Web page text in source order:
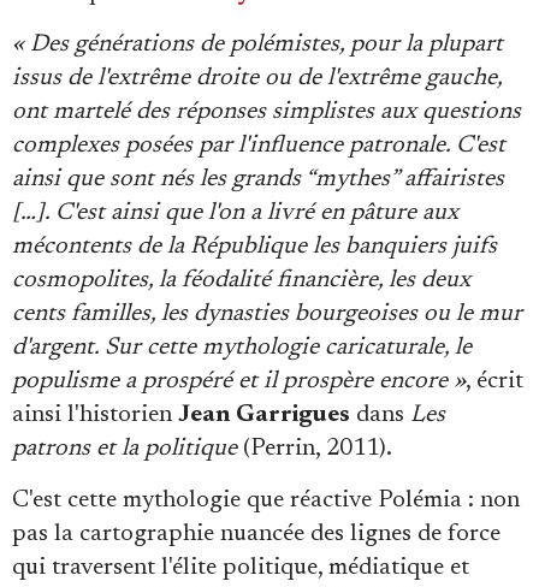
« Des générations de polémistes, pour la plupart
issus de l'extrême droite ou de l'extrême gauche,
ont martelé des réponses simplistes aux questions
complexes posées par l'influence patronale. C'est
ainsi que sont nés les grands “mythes” affairistes
[…]. C'est ainsi que l'on a livré en pâture aux
mécontents de la République les banquiers juifs
cosmopolites, la féodalité financière, les deux
cents familles, les dynasties bourgeoises ou le mur
d'argent. Sur cette mythologie caricaturale, le
populisme a prospéré et il prospère encore », écrit
ainsi l'historien Jean Garrigues dans Les
patrons et la politique(Perrin, 2011).
C'est cette mythologie que réactive Polémia : non
pas la cartographie nuancée des lignes de force
qui traversent l'élite politique, médiatique et